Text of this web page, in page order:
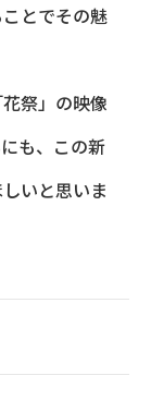
とでその魅
祭」の映像
も、この新
いと思いま